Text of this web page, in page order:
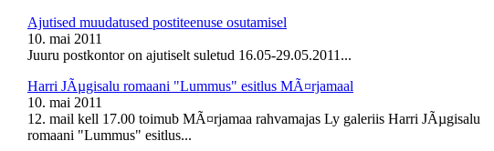
Ajutised muudatused postiteenuse osutamisel
10. mai 2011
Juuru postkontor on ajutiselt suletud 16.05-29.05.2011...
Harri JÃµgisalu romaani "Lummus" esitlus MÃ¤rjamaal
10. mai 2011
12. mail kell 17.00 toimub MÃ¤rjamaa rahvamajas Ly galeriis Harri JÃµgisalu
romaani "Lummus" esitlus...